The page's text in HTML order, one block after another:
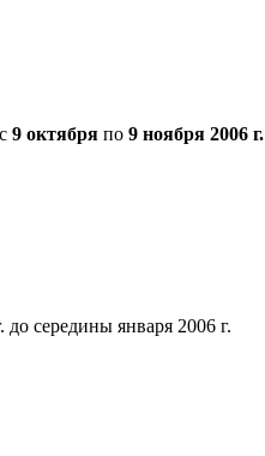
9 октября по 9 ноября 2006 г.
середины января 2006 г.